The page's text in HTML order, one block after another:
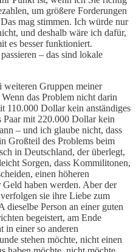
um größere Forderungen
mag stimmen. Ich würde nur
und deshalb wäre ich dafür,
es besser funktioniert.
– das sind lokale
weiteren Gruppen meiner
das Problem nicht darin
110.000 Dollar kein anständiges
mit 220.000 Dollar kein
– und ich glaube nicht, dass
Großteil des Problems beim
in Deutschland, der überlegt,
Sorgen, dass Kommilitonen,
einen höheren
Geld haben werden. Aber der
sie ihre Liebe zum
Person an einer guten
begeistert, am Ende
in einer so anderen
stehen möchte, nicht einen